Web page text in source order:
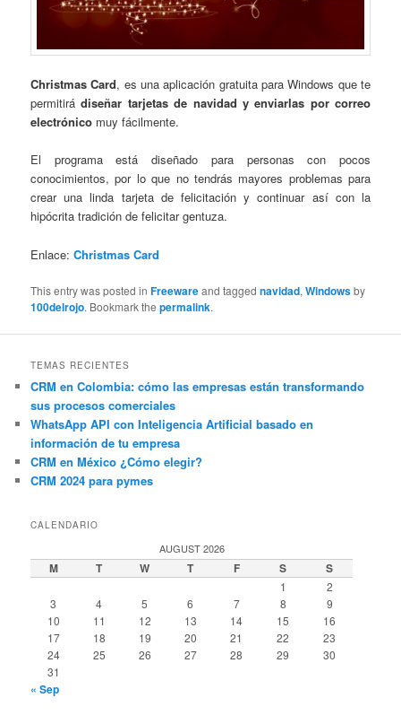
Christmas Card, es una aplicación gratuita para Windows que te
permitirádiseñar tarjetas de navidad y enviarlas por correo
electrónico muy fácilmente.
El programa está diseñado para personas con pocos
conocimientos, por lo que no tendrás mayores problemas para
crear una linda tarjeta de felicitación y continuar así con la
hipócrita tradición de felicitar gentuza.
Enlace:Christmas Card
This entry was posted inFreewareand taggednavidad,Windowsby
100delrojo. Bookmark thepermalink.
TEMAS RECIENTES
CRM en Colombia: cómo las empresas están transformando
sus procesos comerciales
WhatsApp API con Inteligencia Artificial basado en
información de tu empresa
CRM en México ¿Cómo elegir?
CRM 2024 para pymes
CALENDARIO
AUGUST 2026
M T W T F S S
1
2
3
4 5 6 7 8
9
10
11 12 13 14 15
16
17
18 19 20 21 22
23
24
25 26 27 28 29
30
31
« Sep